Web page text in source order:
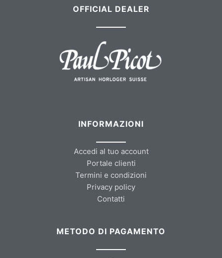
OFFICIAL DEALER
INFORMAZIONI
Accedi al tuo account
Portale clienti
Termini e condizioni
Privacy policy
Contatti
METODO DI PAGAMENTO